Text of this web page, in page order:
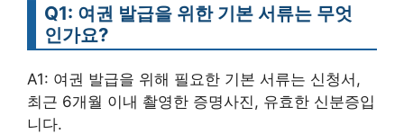
Q1: 여권 발급을 위한 기본 서류는 무엇
인가요?
A1: 여권 발급을 위해 필요한 기본 서류는 신청서,
최근 6개월 이내 촬영한 증명사진, 유효한 신분증입
니다.